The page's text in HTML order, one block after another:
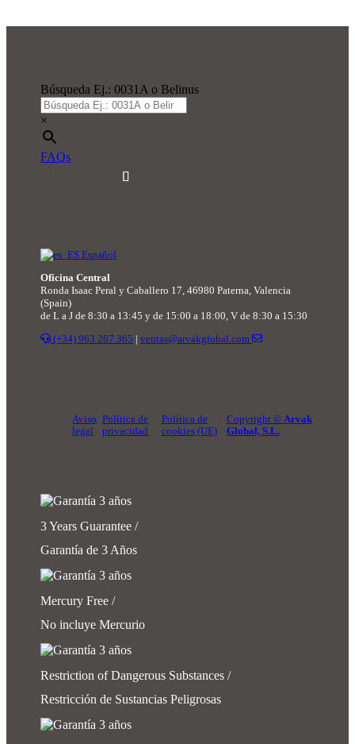
Búsqueda Ej.: 0031A o Belinus
×
FAQs
Español
Oficina Central
Ronda Isaac Peral y Caballero 17, 46980 Paterna, Valencia
(Spain)
de L a J de 8:30 a 13:45 y de 15:00 a 18:00, V de 8:30 a 15:30
(+34) 963 267 365 |ventas@arvakglobal.com
Aviso
legal
Política de
privacidad
Política de
cookies (UE)
Copyright © Arvak
Global, S.L.
3 Years Guarantee /
Garantía de 3 Años
Mercury Free /
No incluye Mercurio
Restriction of Dangerous Substances /
Restricción de Sustancias Peligrosas